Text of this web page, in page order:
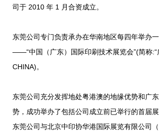
司于 2010 年 1 月合资成立。
东莞公司专门负责承办在华南地区每四年举办
——“中国（广东）国际印刷技术展览会”(简称:“
CHINA)。
东莞公司充分发挥地处粤港澳的地缘优势和广
势，成功举办了包括公司成立前已举行的首届展
东莞公司与北京中印协华港国际展览有限公司